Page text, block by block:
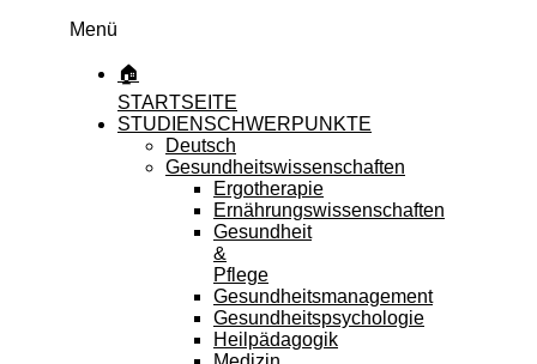
Menü
🏠
STARTSEITE
STUDIENSCHWERPUNKTE
Deutsch
Gesundheitswissenschaften
Ergotherapie
Ernährungswissenschaften
Gesundheit
&
Pflege
Gesundheitsmanagement
Gesundheitspsychologie
Heilpädagogik